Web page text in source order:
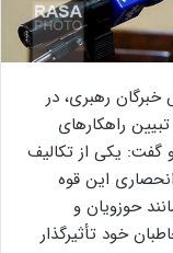
رهبری، در
راهکارهای
گفت: یکی از تکالیف
این قوه
حوزویان و
خود تأثیرگذار